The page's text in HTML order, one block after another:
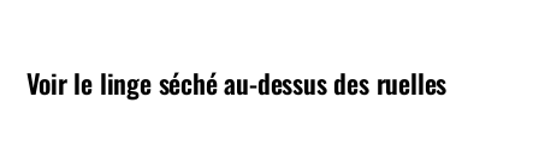
Voir le linge séché au-dessus des ruelles